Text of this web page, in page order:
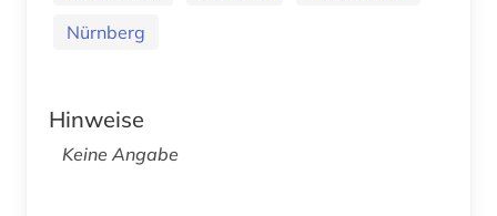
Nürnberg
Hinweise
Keine Angabe